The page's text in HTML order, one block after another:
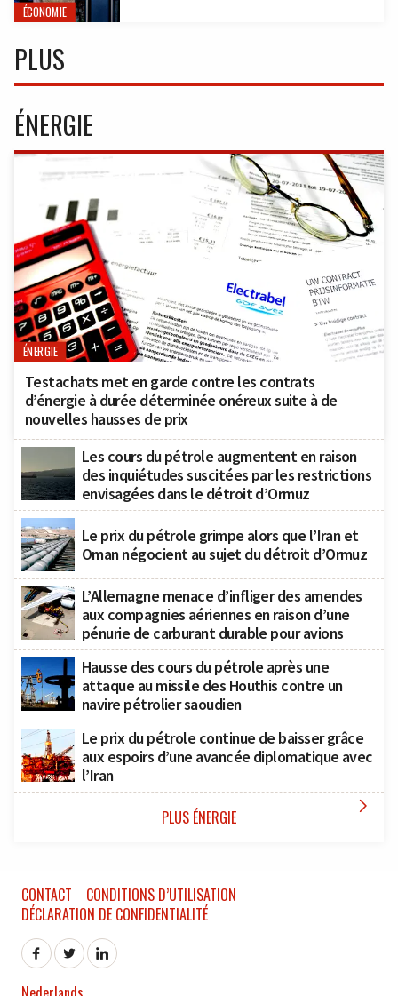
ÉCONOMIE
PLUS
ÉNERGIE
ÉNERGIE
Testachats met en garde contre les contrats
d’énergie à durée déterminée onéreux suite à de
nouvelles hausses de prix
Les cours du pétrole augmentent en raison
des inquiétudes suscitées par les restrictions
envisagées dans le détroit d’Ormuz
Le prix du pétrole grimpe alors que l’Iran et
Oman négocient au sujet du détroit d’Ormuz
L’Allemagne menace d’infliger des amendes
aux compagnies aériennes en raison d’une
pénurie de carburant durable pour avions
Hausse des cours du pétrole après une
attaque au missile des Houthis contre un
navire pétrolier saoudien
Le prix du pétrole continue de baisser grâce
aux espoirs d’une avancée diplomatique avec
l’Iran
PLUS ÉNERGIE 
CONTACT
CONDITIONS D’UTILISATION
DÉCLARATION DE CONFIDENTIALITÉ